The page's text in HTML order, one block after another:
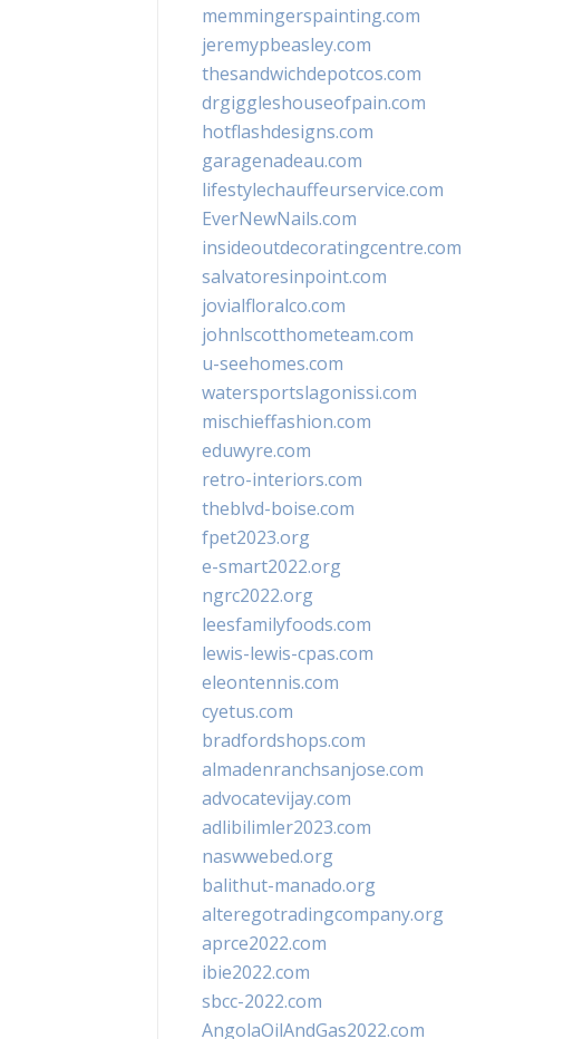
memmingerspainting.com
jeremypbeasley.com
thesandwichdepotcos.com
drgiggleshouseofpain.com
hotflashdesigns.com
garagenadeau.com
lifestylechauffeurservice.com
EverNewNails.com
insideoutdecoratingcentre.com
salvatoresinpoint.com
jovialfloralco.com
johnlscotthometeam.com
u-seehomes.com
watersportslagonissi.com
mischieffashion.com
eduwyre.com
retro-interiors.com
theblvd-boise.com
fpet2023.org
e-smart2022.org
ngrc2022.org
leesfamilyfoods.com
lewis-lewis-cpas.com
eleontennis.com
cyetus.com
bradfordshops.com
almadenranchsanjose.com
advocatevijay.com
adlibilimler2023.com
naswwebed.org
balithut-manado.org
alteregotradingcompany.org
aprce2022.com
ibie2022.com
sbcc-2022.com
AngolaOilAndGas2022.com